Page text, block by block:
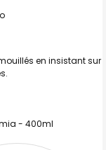
en insistant sur
- 400ml